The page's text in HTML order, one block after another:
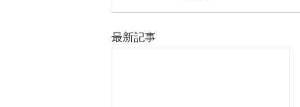
最新記事